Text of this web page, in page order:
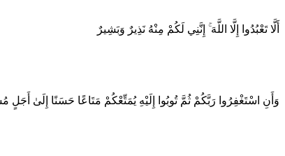
أَلَّا تَعْبُدُوا إِلَّا اللَّهَ ۚ إِنَّنِي لَكُمْ مِنْهُ نَذِيرٌ وَبَشِيرٌ
وَأَنِ اسْتَغْفِرُوا رَبَّكُمْ ثُمَّ تُوبُوا إِلَيْهِ يُمَتِّعْكُمْ مَتَاعًا حَسَنًا إِلَىٰ